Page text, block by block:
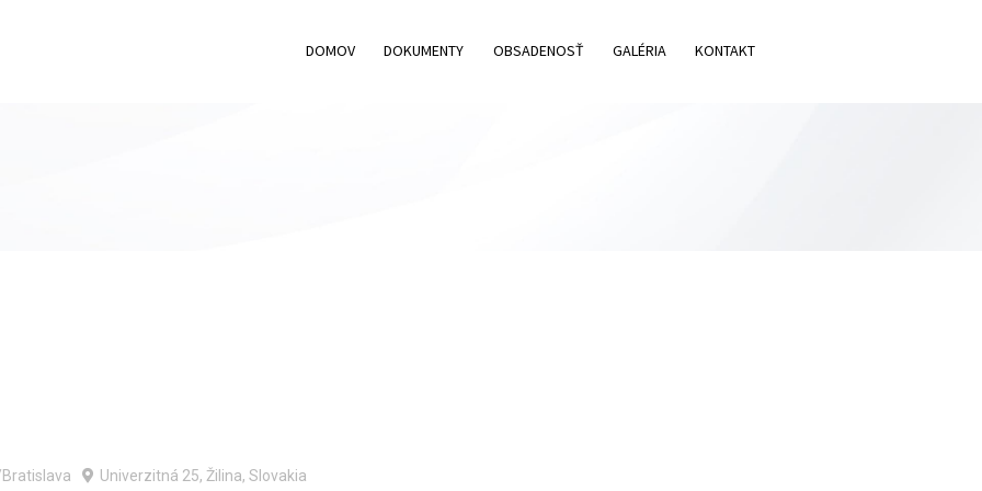
DOMOV DOKUMENTY OBSADENOSŤ GALÉRIA KONTAKT
Univerzitná 25, Žilina, Slovakia